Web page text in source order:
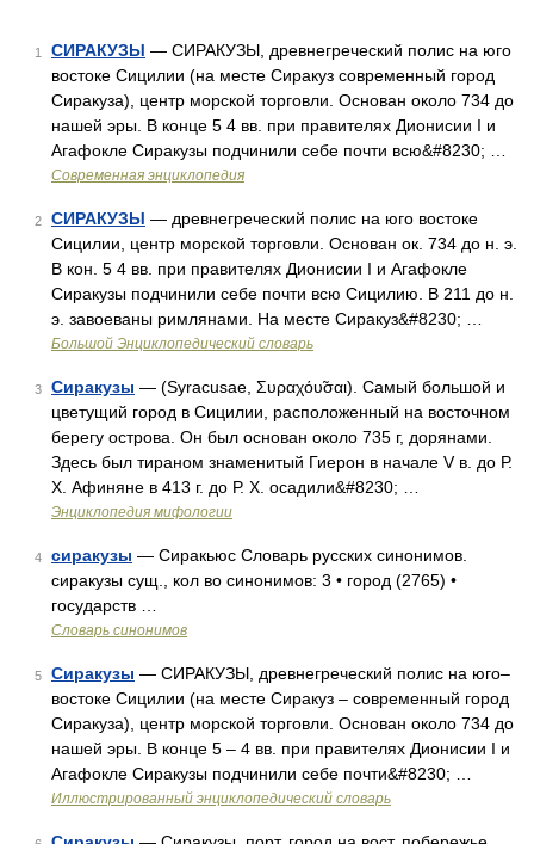
1 СИРАКУЗЫ — СИРАКУЗЫ, древнегреческий полис на юго
востоке Сицилии (на месте Сиракуз современный город
Сиракуза), центр морской торговли. Основан около 734 до
нашей эры. В конце 5 4 вв. при правителях Дионисии I и
Агафокле Сиракузы подчинили себе почти всю&#8230; …
Современная энциклопедия
2 СИРАКУЗЫ — древнегреческий полис на юго востоке
Сицилии, центр морской торговли. Основан ок. 734 до н. э.
В кон. 5 4 вв. при правителях Дионисии I и Агафокле
Сиракузы подчинили себе почти всю Сицилию. В 211 до н.
э. завоеваны римлянами. На месте Сиракуз&#8230; …
Большой Энциклопедический словарь
3 Сиракузы — (Syracusae, Συραχόυ̃σαι). Самый большой и
цветущий город в Сицилии, расположенный на восточном
берегу острова. Он был основан около 735 г, дорянами.
Здесь был тираном знаменитый Гиерон в начале V в. до Р.
X. Афиняне в 413 г. до Р. X. осадили&#8230; …
Энциклопедия мифологии
4 сиракузы — Cиракьюс Словарь русских синонимов.
сиракузы сущ., кол во синонимов: 3 • город (2765) •
государств …
Словарь синонимов
5 Сиракузы — СИРАКУЗЫ, древнегреческий полис на юго–
востоке Сицилии (на месте Сиракуз – современный город
Сиракуза), центр морской торговли. Основан около 734 до
нашей эры. В конце 5 – 4 вв. при правителях Дионисии I и
Агафокле Сиракузы подчинили себе почти&#8230; …
Иллюстрированный энциклопедический словарь